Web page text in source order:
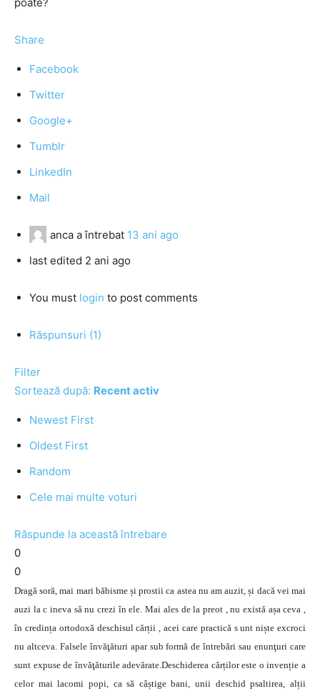
Share
Facebook
Twitter
Google+
Tumblr
LinkedIn
Mail
anca a întrebat 13 ani ago
last edited 2 ani ago
You must login to post comments
Răspunsuri (1)
Filter
Sortează după: Recent activ
Newest First
Oldest First
Random
Cele mai multe voturi
Răspunde la această întrebare
0
0
Dragă soră, mai mari băbisme și prostii ca astea nu am auzit, și dacă vei mai
auzi la c ineva să nu crezi în ele. Mai ales de la preot , nu există așa ceva ,
în credința ortodoxă deschisul cărții , acei care practică s unt niște excroci
nu altceva. Falsele învăţături apar sub formă de întrebări sau enunţuri care
sunt expuse de învăţăturile adevărate.Deschiderea cărților este o invenție a
celor mai lacomi popi, ca să câștige bani, unii deschid psaltirea, alții